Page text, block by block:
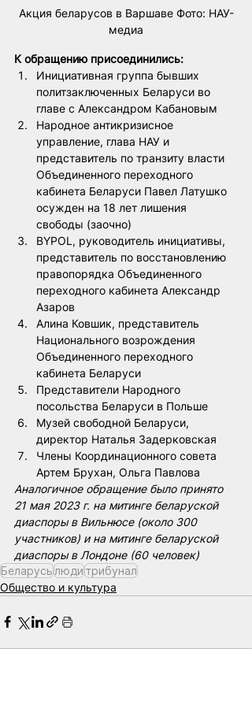
Акция беларусов в Варшаве Фото: НАУ-
медиа
К обращению присоединились:
Инициативная группа бывших
политзаключенных Беларуси во
главе с Александром Кабановым
Народное антикризисное
управление, глава НАУ и
представитель по транзиту власти
Объединенного переходного
кабинета Беларуси Павел Латушко
осужден на 18 лет лишения
свободы (заочно)
BYPOL, руководитель инициативы,
представитель по восстановлению
правопорядка Объединенного
переходного кабинета Александр
Азаров
Алина Ковшик, представитель
Национального возрождения
Объединенного переходного
кабинета Беларуси
Представители Народного
посольства Беларуси в Польше
Музей свободной Беларуси,
директор Наталья Задерковская
Члены Координационного совета
Артем Брухан, Ольга Павлова
Аналогичное обращение было принято
21 мая 2023 г. на митинге беларуской
диаспоры в Вильнюсе (около 300
участников) и на митинге беларуской
диаспоры в Лондоне (60 человек)
Беларусьлюдитрибунал
Общество и культура